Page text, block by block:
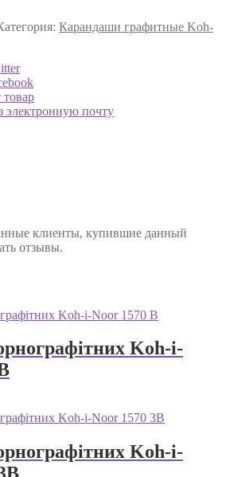
Карандаши графитные Koh-
электронную почту
клиенты, купившие данный
отзывы.
Koh-i-
Koh-i-